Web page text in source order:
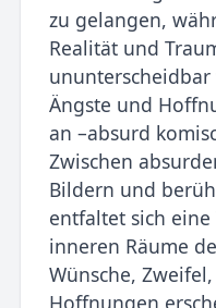
zu gelangen,
Realität und
Ängste und
an –absurd
Zwischen
Bildern und
entfaltet sich
inneren Räume
Wünsche,
Hoffnungen